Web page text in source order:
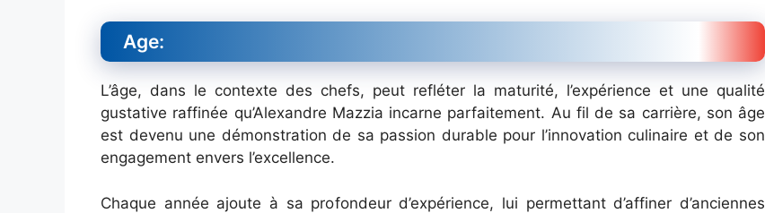
Age:
L’âge, dans le contexte des chefs, peut refléter la maturité, l’expérience et une qualité
gustative raffinée qu’Alexandre Mazzia incarne parfaitement. Au fil de sa carrière, son âge
est devenu une démonstration de sa passion durable pour l’innovation culinaire et de son
engagement envers l’excellence.
Chaque année ajoute à sa profondeur d’expérience, lui permettant d’affiner d’anciennes